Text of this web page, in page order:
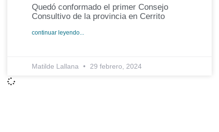
Quedó conformado el primer Consejo
Consultivo de la provincia en Cerrito
continuar leyendo...
Matilde Lallana 29 febrero, 2024